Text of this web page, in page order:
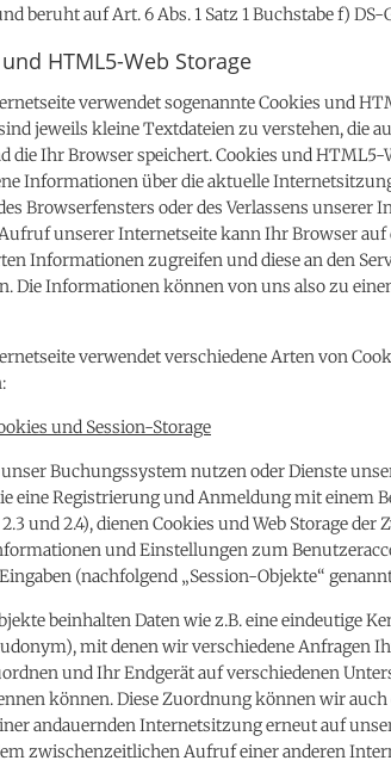
beruht auf Art. 6 Abs. 1 Satz 1 Buchstabe f) DS-
HTML5-Web Storage
verwendet sogenannte Cookies und
jeweils kleine Textdateien zu verstehen, die
die Ihr Browser speichert. Cookies und HTML5-
Informationen über die aktuelle
Browserfensters oder des Verlassens unserer
unserer Internetseite kann Ihr Browser auf
Informationen zugreifen und diese an den
Die Informationen können von uns also zu
verwendet verschiedene Arten von
und Session-Storage
unser Buchungssystem nutzen oder Dienste
eine Registrierung und Anmeldung mit einem
und 2.4), dienen Cookies und Web Storage
und Einstellungen zum
(nachfolgend „Session-Objekte“
beinhalten Daten wie z.B. eine eindeutige
mit denen wir verschiedene Anfragen
und Ihr Endgerät auf verschiedenen
können. Diese Zuordnung können wir
andauernden Internetsitzung erneut auf
zwischenzeitlichen Aufruf einer anderen